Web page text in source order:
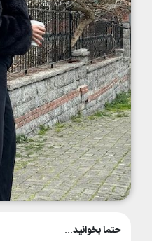
حتما بخوانید...